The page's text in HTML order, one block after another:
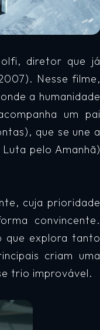
diretor que já
Nesse filme,
a humanidade
um pai
que se une a
pelo Amanhã)
cuja prioridade
convincente.
que explora tanto
criam uma
trio improvável.